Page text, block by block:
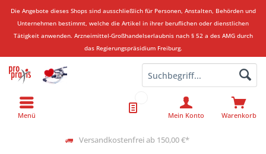
Die Angebote dieses Shops sind ausschließlich für Personen, Anstalten, Behörden und
Unternehmen bestimmt, welche die Artikel in ihrer beruflichen oder dienstlichen
Tätigkeit anwenden. Arzneimittel-Großhandelserlaubnis nach § 52 a des AMG durch
das Regierungspräsidium Freiburg.
Versandkostenfrei ab 150,00 €*
Warenkorb
Mein Konto
Menü